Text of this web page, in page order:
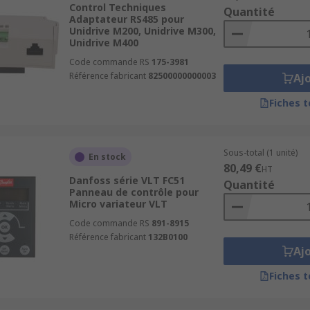
et vitesse moteur
de communication
très utiles dans de nombreux domaines industriels
d'un moteur électrique, mais aussi son couple et
Control Techniques
Adaptateur RS485 pour
Unidrive M200, Unidrive M300,
Unidrive M400
Code commande RS 175-3981
Référence fabricant 82500000000003
Quantité
Fiches
En stock
Danfoss série VLT FC51
Panneau de contrôle pour
Micro variateur VLT
Code commande RS 891-8915
Référence fabricant 132B0100
Sous-total (1 unité)
80,49 €HT
Quantité
Fiches